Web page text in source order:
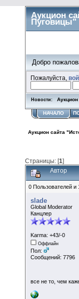
Аукцион
Пуговицы"
Добро
Пожалуйста,
Новости:
НАЧАЛО
Аукцион сайта
Страницы: [1]
Автор
0 Пользователей и
slade
Global Moderator
Канцлер
Karma: +43/-0
Оффлайн
Пол:
Сообщений: 7796
все не то, чем